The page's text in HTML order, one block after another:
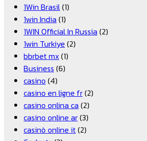
1Win Brasil(1)
1win India (1)
1WIN Official In Russia (2)
1win Turkiye (2)
bbrbet mx(1)
Business (6)
casino (4)
casino en ligne fr(2)
casino onlina ca (2)
casino online ar(3)
casinò online it(2)